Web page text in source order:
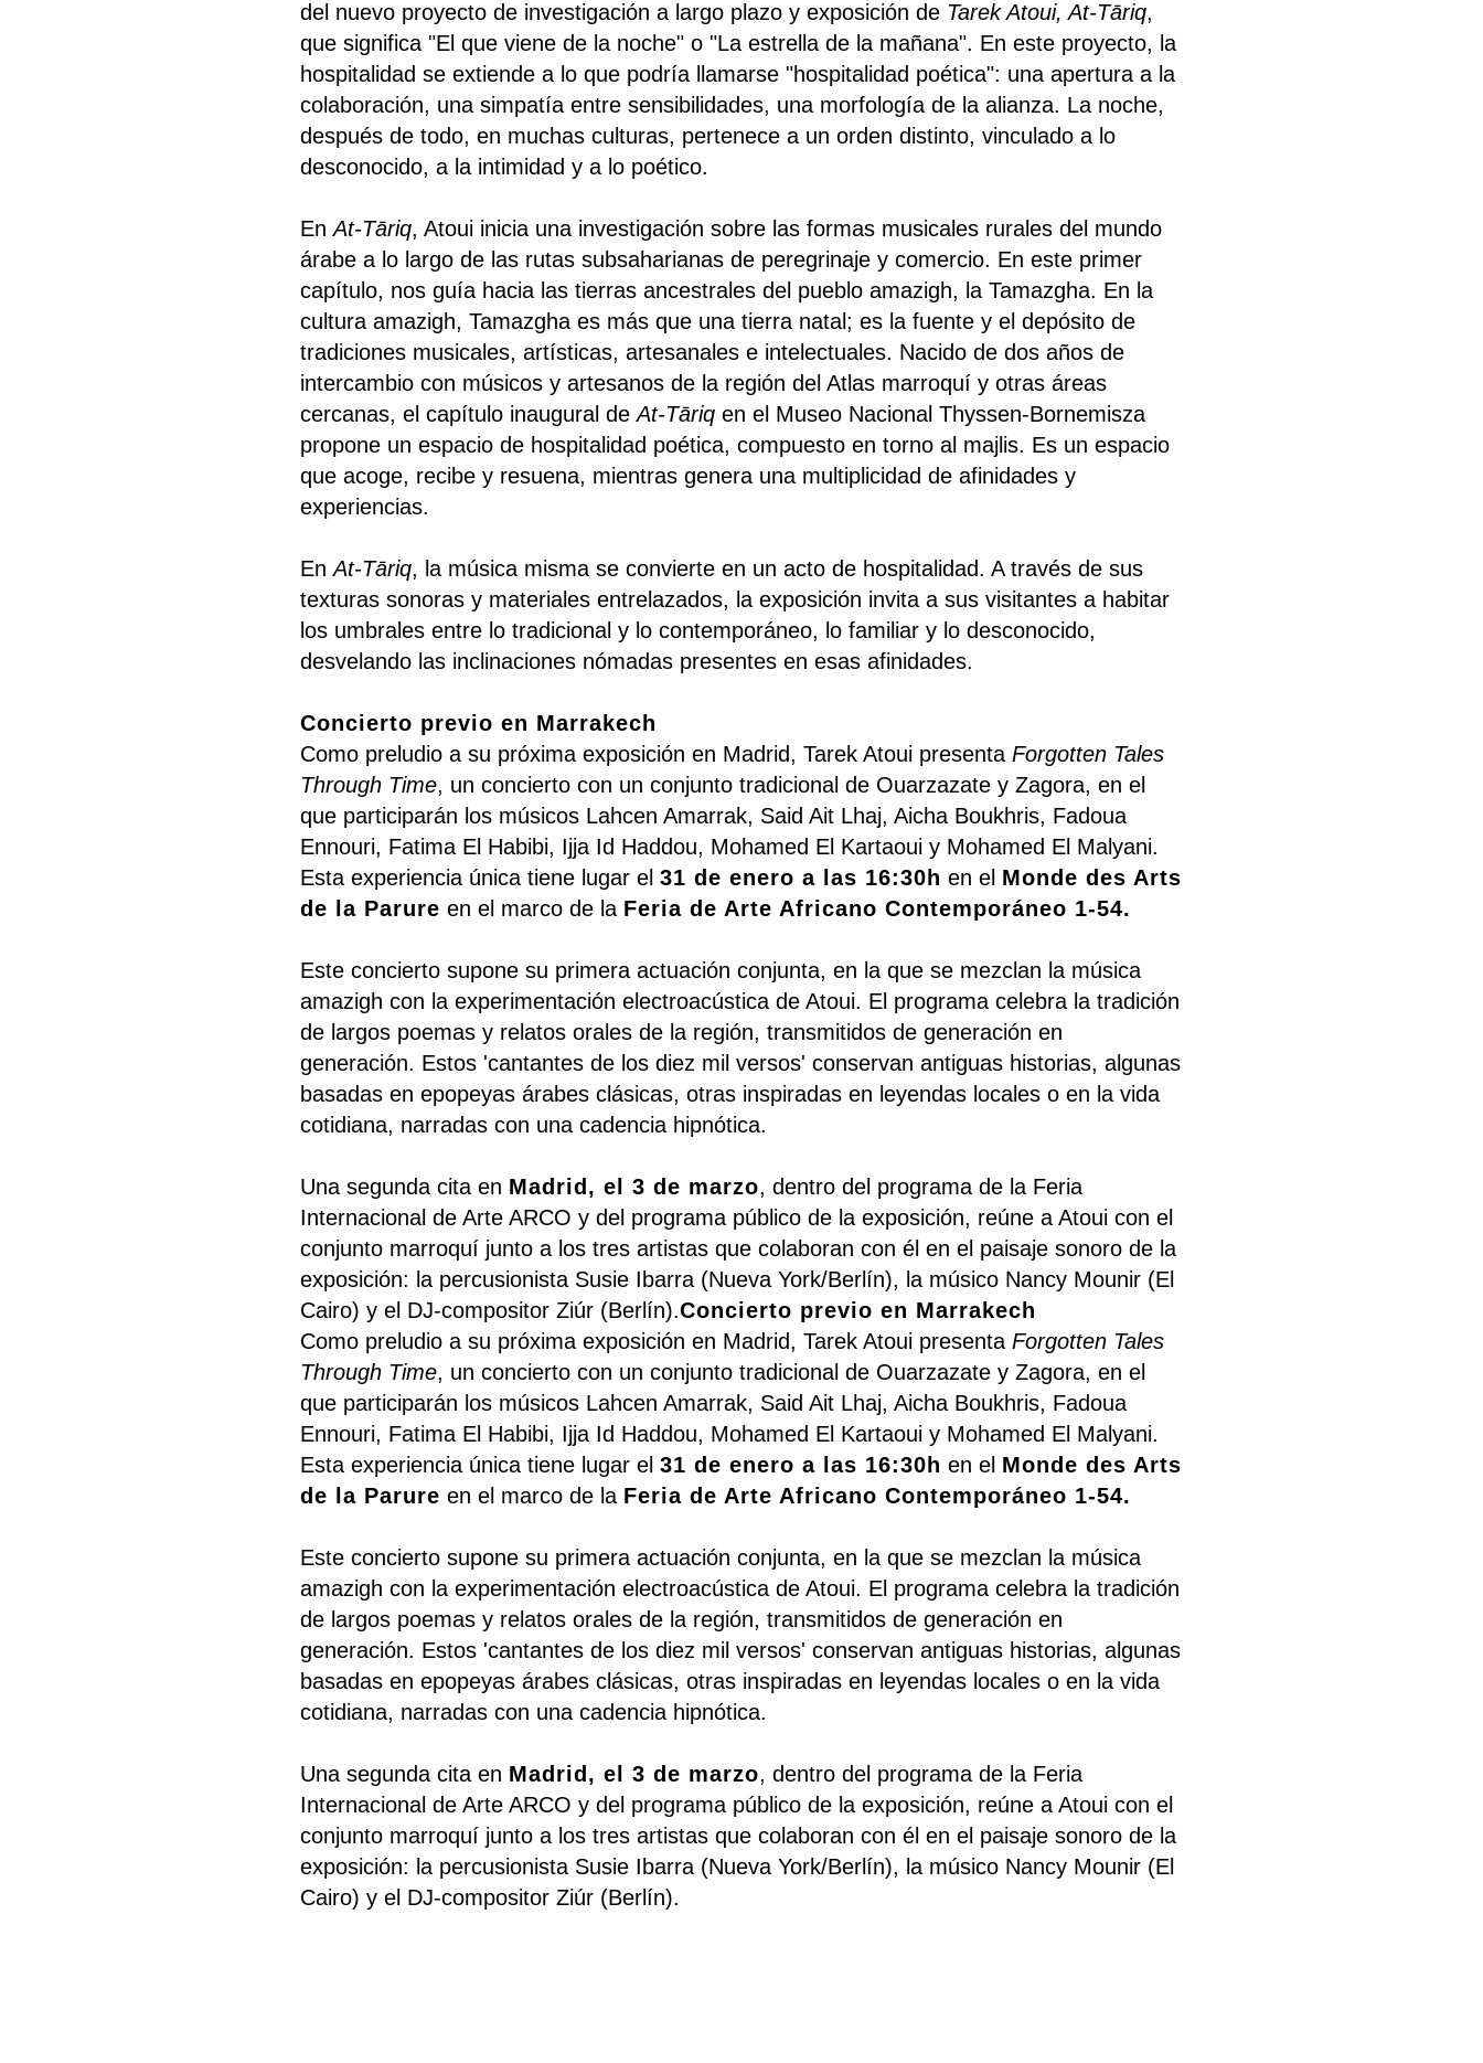
del nuevo proyecto de investigación a largo plazo y exposición de Tarek Atoui, At-Tāriq,
que significa "El que viene de la noche" o "La estrella de la mañana". En este proyecto, la
hospitalidad se extiende a lo que podría llamarse "hospitalidad poética": una apertura a la
colaboración, una simpatía entre sensibilidades, una morfología de la alianza. La noche,
después de todo, en muchas culturas, pertenece a un orden distinto, vinculado a lo
desconocido, a la intimidad y a lo poético.
EnAt-Tāriq, Atoui inicia una investigación sobre las formas musicales rurales del mundo
árabe a lo largo de las rutas subsaharianas de peregrinaje y comercio. En este primer
capítulo, nos guía hacia las tierras ancestrales del pueblo amazigh, la Tamazgha. En la
cultura amazigh, Tamazgha es más que una tierra natal; es la fuente y el depósito de
tradiciones musicales, artísticas, artesanales e intelectuales. Nacido de dos años de
intercambio con músicos y artesanos de la región del Atlas marroquí y otras áreas
cercanas, el capítulo inaugural deAt-Tāriq en el Museo Nacional Thyssen-Bornemisza
propone un espacio de hospitalidad poética, compuesto en torno al majlis. Es un espacio
que acoge, recibe y resuena, mientras genera una multiplicidad de afinidades y
experiencias.
EnAt-Tāriq, la música misma se convierte en un acto de hospitalidad. A través de sus
texturas sonoras y materiales entrelazados, la exposición invita a sus visitantes a habitar
los umbrales entre lo tradicional y lo contemporáneo, lo familiar y lo desconocido,
desvelando las inclinaciones nómadas presentes en esas afinidades.
Concierto previo en Marrakech
Como preludio a su próxima exposición en Madrid, Tarek Atoui presenta Forgotten Tales
Through Time, un concierto con un conjunto tradicional de Ouarzazate y Zagora, en el
que participarán los músicos Lahcen Amarrak, Said Ait Lhaj, Aicha Boukhris, Fadoua
Ennouri, Fatima El Habibi, Ijja Id Haddou, Mohamed El Kartaoui y Mohamed El Malyani.
Esta experiencia única tiene lugar el 31 de enero a las 16:30h en el Monde des Arts
de la Parure en el marco de la Feria de Arte Africano Contemporáneo 1-54.
Este concierto supone su primera actuación conjunta, en la que se mezclan la música
amazigh con la experimentación electroacústica de Atoui. El programa celebra la tradición
de largos poemas y relatos orales de la región, transmitidos de generación en
generación. Estos 'cantantes de los diez mil versos' conservan antiguas historias, algunas
basadas en epopeyas árabes clásicas, otras inspiradas en leyendas locales o en la vida
cotidiana, narradas con una cadencia hipnótica.
Una segunda cita en Madrid, el 3 de marzo, dentro del programa de la Feria
Internacional de Arte ARCO y del programa público de la exposición, reúne a Atoui con el
conjunto marroquí junto a los tres artistas que colaboran con él en el paisaje sonoro de la
exposición: la percusionista Susie Ibarra (Nueva York/Berlín), la músico Nancy Mounir (El
Cairo) y el DJ-compositor Ziúr (Berlín).Concierto previo en Marrakech
Como preludio a su próxima exposición en Madrid, Tarek Atoui presenta Forgotten Tales
Through Time, un concierto con un conjunto tradicional de Ouarzazate y Zagora, en el
que participarán los músicos Lahcen Amarrak, Said Ait Lhaj, Aicha Boukhris, Fadoua
Ennouri, Fatima El Habibi, Ijja Id Haddou, Mohamed El Kartaoui y Mohamed El Malyani.
Esta experiencia única tiene lugar el 31 de enero a las 16:30h en el Monde des Arts
de la Parure en el marco de la Feria de Arte Africano Contemporáneo 1-54.
Este concierto supone su primera actuación conjunta, en la que se mezclan la música
amazigh con la experimentación electroacústica de Atoui. El programa celebra la tradición
de largos poemas y relatos orales de la región, transmitidos de generación en
generación. Estos 'cantantes de los diez mil versos' conservan antiguas historias, algunas
basadas en epopeyas árabes clásicas, otras inspiradas en leyendas locales o en la vida
cotidiana, narradas con una cadencia hipnótica.
Una segunda cita en Madrid, el 3 de marzo, dentro del programa de la Feria
Internacional de Arte ARCO y del programa público de la exposición, reúne a Atoui con el
conjunto marroquí junto a los tres artistas que colaboran con él en el paisaje sonoro de la
exposición: la percusionista Susie Ibarra (Nueva York/Berlín), la músico Nancy Mounir (El
Cairo) y el DJ-compositor Ziúr (Berlín).